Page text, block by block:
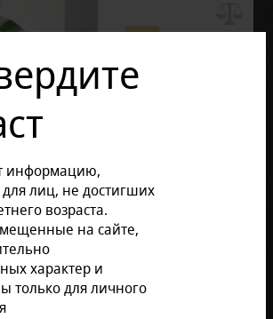
информацию,
лиц, не достигших
возраста.
на сайте,
характер и
только для личного